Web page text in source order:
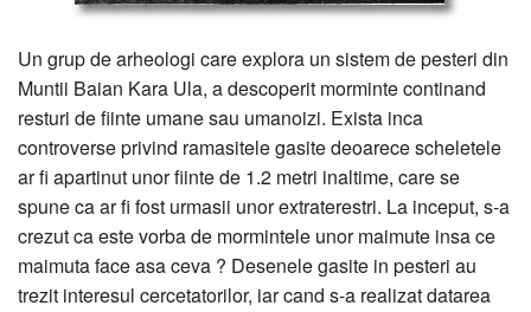
Un grup de arheologi care explora un sistem de pesteri din
Muntii Baian Kara Ula, a descoperit morminte continand
resturi de fiinte umane sau umanoizi. Exista inca
controverse privind ramasitele gasite deoarece scheletele
ar fi apartinut unor fiinte de 1.2 metri inaltime, care se
spune ca ar fi fost urmasii unor extraterestri. La inceput, s-a
crezut ca este vorba de mormintele unor maimute insa ce
maimuta face asa ceva ? Desenele gasite in pesteri au
trezit interesul cercetatorilor, iar cand s-a realizat datarea